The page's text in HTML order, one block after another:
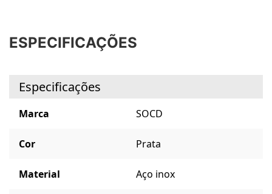
ESPECIFICAÇÕES
Especificações
Marca SOCD
Cor Prata
Material Aço inox